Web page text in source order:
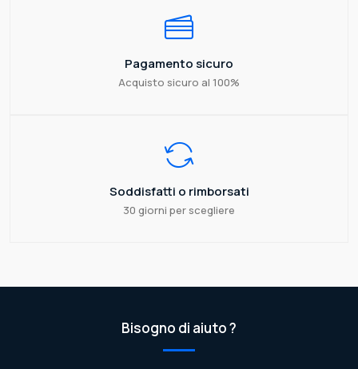
Pagamento sicuro
Acquisto sicuro al 100%
Soddisfatti o rimborsati
30 giorni per scegliere
Bisogno di aiuto ?